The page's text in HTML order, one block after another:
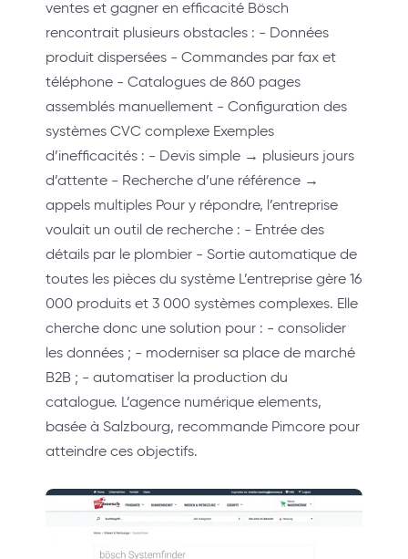
ventes et gagner en efficacité Bösch
rencontrait plusieurs obstacles : - Données
produit dispersées - Commandes par fax et
téléphone - Catalogues de 860 pages
assemblés manuellement - Configuration des
systèmes CVC complexe Exemples
d’inefficacités : - Devis simple → plusieurs jours
d’attente - Recherche d’une référence →
appels multiples Pour y répondre, l’entreprise
voulait un outil de recherche : - Entrée des
détails par le plombier - Sortie automatique de
toutes les pièces du système L’entreprise gère 16
000 produits et 3 000 systèmes complexes. Elle
cherche donc une solution pour : - consolider
les données ; - moderniser sa place de marché
B2B ; - automatiser la production du
catalogue. L’agence numérique elements,
basée à Salzbourg, recommande Pimcore pour
atteindre ces objectifs.